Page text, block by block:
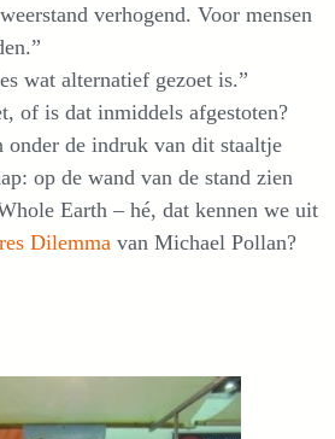
verhogend. Voor mensen
wat alternatief gezoet is.”
of is dat inmiddels afgestoten?
de indruk van dit staaltje
op de wand van de stand zien
Earth – hé, dat kennen we uit
Dilemma van Michael Pollan?